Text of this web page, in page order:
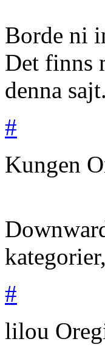
Borde ni
Det finns
denna
#
Kungen
#
lilou